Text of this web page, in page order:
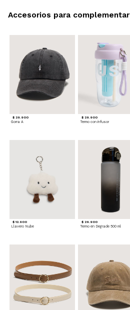
$ 29.900
Gorra A
$ 29.900
Termo con infusor
$ 12.900
Llavero Nube
$ 29.900
Termo en Degrade 500 ml
Accesorios para complementar